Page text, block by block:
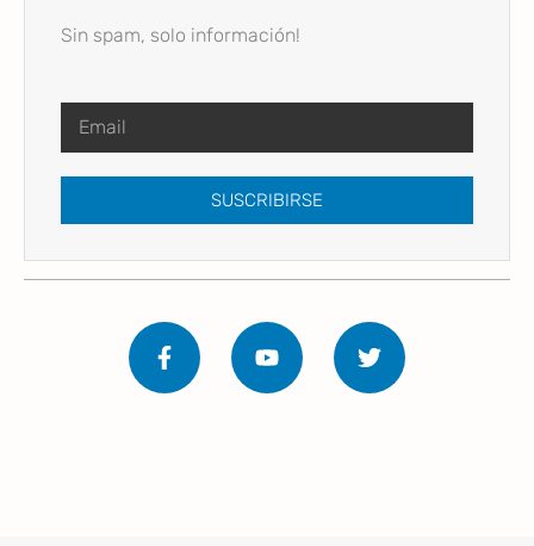
Sin spam, solo información!
SUSCRIBIRSE